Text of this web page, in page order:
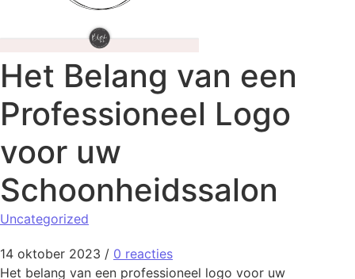
Het Belang van een
Professioneel Logo
voor uw
Schoonheidssalon
Uncategorized
14 oktober 2023 / 0 reacties
Het belang van een professioneel logo voor uw